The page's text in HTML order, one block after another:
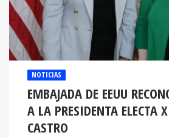
NOTICIAS
EMBAJADA DE EEUU
A LA PRESIDENTA ELECTA
CASTRO